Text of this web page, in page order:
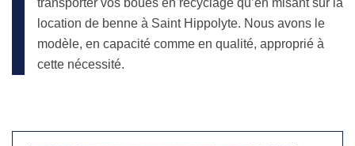
transporter vos boues en recyclage qu’en misant sur la
location de benne à Saint Hippolyte. Nous avons le
modèle, en capacité comme en qualité, approprié à
cette nécessité.